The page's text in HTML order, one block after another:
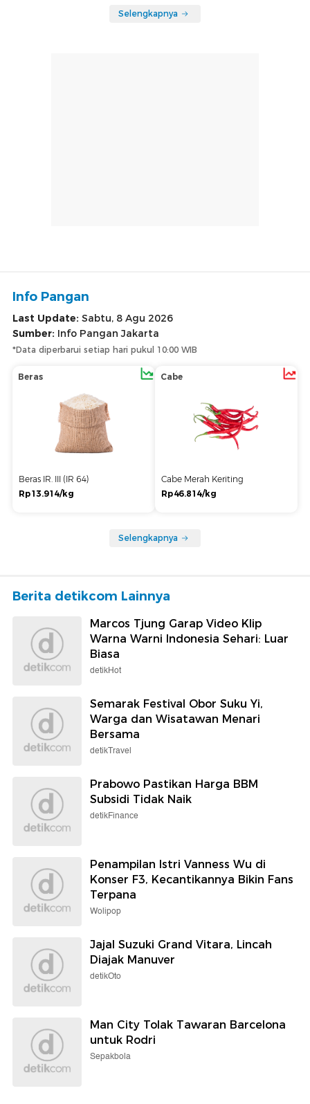
Selengkapnya
Info Pangan
Last Update: Sabtu, 8 Agu 2026
Sumber: Info Pangan Jakarta
*Data diperbarui setiap hari pukul 10:00 WIB
Beras
Beras IR. III (IR 64)
Rp13.914/kg
Cabe
Cabe Merah Keriting
Rp46.814/kg
Selengkapnya
Berita detikcom Lainnya
Marcos Tjung Garap Video Klip
Warna Warni Indonesia Sehari: Luar
Biasa
detikHot
Semarak Festival Obor Suku Yi,
Warga dan Wisatawan Menari
Bersama
detikTravel
Prabowo Pastikan Harga BBM
Subsidi Tidak Naik
detikFinance
Penampilan Istri Vanness Wu di
Konser F3, Kecantikannya Bikin Fans
Terpana
Wolipop
Jajal Suzuki Grand Vitara, Lincah
Diajak Manuver
detikOto
Man City Tolak Tawaran Barcelona
untuk Rodri
Sepakbola